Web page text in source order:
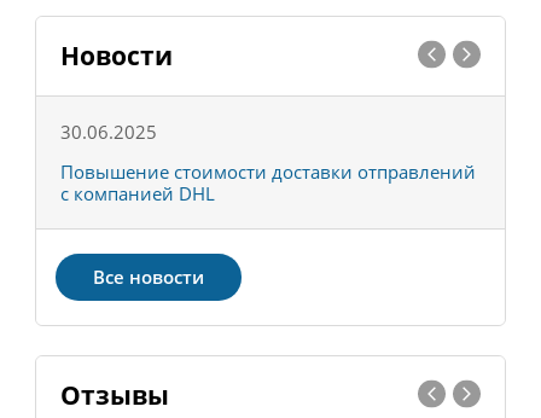
Новости
30.06.2025
Повышение стоимости доставки отправлений
с компанией DHL
Все новости
Отзывы